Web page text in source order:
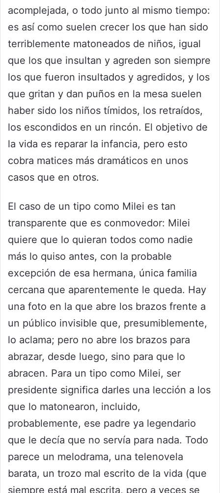
acomplejada, o todo junto al mismo tiempo:
es así como suelen crecer los que han sido
terriblemente matoneados de niños, igual
que los que insultan y agreden son siempre
los que fueron insultados y agredidos, y los
que gritan y dan puños en la mesa suelen
haber sido los niños tímidos, los retraídos,
los escondidos en un rincón. El objetivo de
la vida es reparar la infancia, pero esto
cobra matices más dramáticos en unos
casos que en otros.
El caso de un tipo como Milei es tan
transparente que es conmovedor: Milei
quiere que lo quieran todos como nadie
más lo quiso antes, con la probable
excepción de esa hermana, única familia
cercana que aparentemente le queda. Hay
una foto en la que abre los brazos frente a
un público invisible que, presumiblemente,
lo aclama; pero no abre los brazos para
abrazar, desde luego, sino para que lo
abracen. Para un tipo como Milei, ser
presidente significa darles una lección a los
que lo matonearon, incluido,
probablemente, ese padre ya legendario
que le decía que no servía para nada. Todo
parece un melodrama, una telenovela
barata, un trozo mal escrito de la vida (que
siempre está mal escrita, pero a veces se